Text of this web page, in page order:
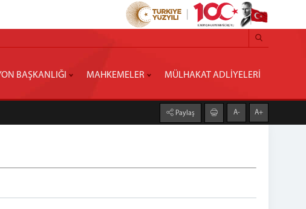
BAŞKANLIĞI MAHKEMELER MÜLHAKAT ADLİYELERİ
Paylaş A- A+